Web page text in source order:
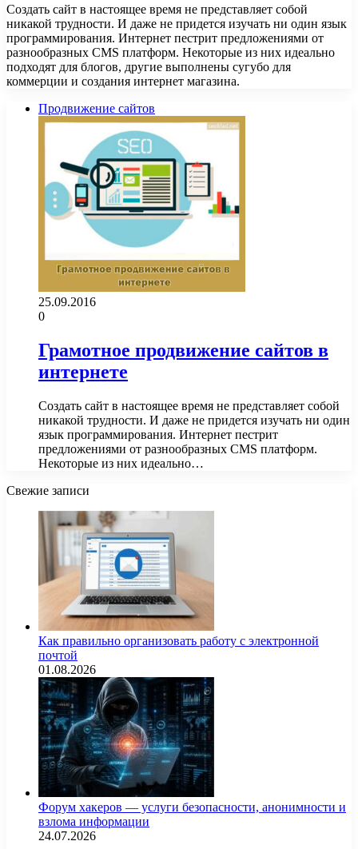
Создать сайт в настоящее время не представляет собой
никакой трудности. И даже не придется изучать ни один язык
программирования. Интернет пестрит предложениями от
разнообразных CMS платформ. Некоторые из них идеально
подходят для блогов, другие выполнены сугубо для
коммерции и создания интернет магазина.
Продвижение сайтов
25.09.2016
0
Грамотное продвижение сайтов в
интернете
Создать сайт в настоящее время не представляет собой
никакой трудности. И даже не придется изучать ни один
язык программирования. Интернет пестрит
предложениями от разнообразных CMS платформ.
Некоторые из них идеально…
Свежие записи
Как правильно организовать работу с электронной
почтой
01.08.2026
Форум хакеров — услуги безопасности, анонимности и
взлома информации
24.07.2026